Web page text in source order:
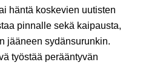
häntä koskevien uutisten
pinnalle sekä kaipausta,
jääneen sydänsurunkin.
työstää perääntyvän